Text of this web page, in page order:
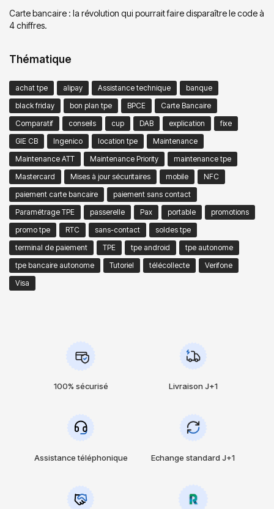
Carte bancaire : la révolution qui pourrait faire disparaître le code à
4 chiffres.
Thématique
achat tpe alipay Assistance technique
banque
black friday
bon plan tpe BPCE
Carte Bancaire
Comparatif
conseils cup DAB explication
fixe
GIE CB
Ingenico location tpe
Maintenance
Maintenance ATT
Maintenance Priority
maintenance tpe
Mastercard
Mises à jour sécuritaires mobile
NFC
paiement carte bancaire
paiement sans contact
Paramétrage TPE
passerelle Pax portable
promotions
promo tpe
RTC sans-contact
soldes tpe
terminal de paiement
TPE tpe android
tpe autonome
tpe bancaire autonome
Tutoriel télécollecte
Verifone
Visa
100% sécurisé Livraison J+1
Assistance téléphonique Echange standard J+1